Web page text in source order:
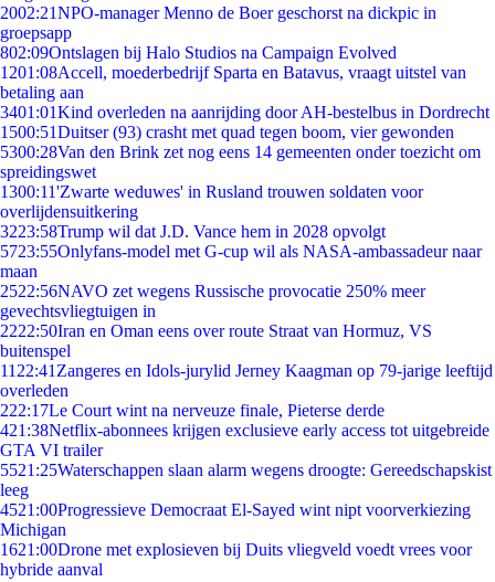
2002:21NPO-manager Menno de Boer geschorst na dickpic in
groepsapp
802:09Ontslagen bij Halo Studios na Campaign Evolved
1201:08Accell, moederbedrijf Sparta en Batavus, vraagt uitstel van
betaling aan
3401:01Kind overleden na aanrijding door AH-bestelbus in Dordrecht
1500:51Duitser (93) crasht met quad tegen boom, vier gewonden
5300:28Van den Brink zet nog eens 14 gemeenten onder toezicht om
spreidingswet
1300:11'Zwarte weduwes' in Rusland trouwen soldaten voor
overlijdensuitkering
3223:58Trump wil dat J.D. Vance hem in 2028 opvolgt
5723:55Onlyfans-model met G-cup wil als NASA-ambassadeur naar
maan
2522:56NAVO zet wegens Russische provocatie 250% meer
gevechtsvliegtuigen in
2222:50Iran en Oman eens over route Straat van Hormuz, VS
buitenspel
11 22:41 Zangeres en Idols-jurylid Jerney Kaagman op 79-jarige leeftijd
overleden
222:17Le Court wint na nerveuze finale, Pieterse derde
421:38Netflix-abonnees krijgen exclusieve early access tot uitgebreide
GTA VI trailer
5521:25Waterschappen slaan alarm wegens droogte: Gereedschapskist
leeg
4521:00Progressieve Democraat El-Sayed wint nipt voorverkiezing
Michigan
1621:00Drone met explosieven bij Duits vliegveld voedt vrees voor
hybride aanval